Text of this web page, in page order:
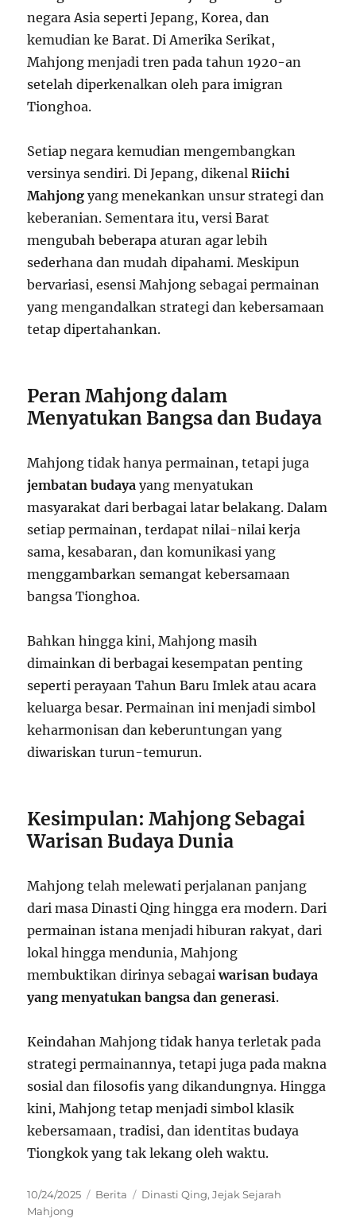
negara Asia seperti Jepang, Korea, dan
kemudian ke Barat. Di Amerika Serikat,
Mahjong menjadi tren pada tahun 1920-an
setelah diperkenalkan oleh para imigran
Tionghoa.
Setiap negara kemudian mengembangkan
versinya sendiri. Di Jepang, dikenalRiichi
Mahjong yang menekankan unsur strategi dan
keberanian. Sementara itu, versi Barat
mengubah beberapa aturan agar lebih
sederhana dan mudah dipahami. Meskipun
bervariasi, esensi Mahjong sebagai permainan
yang mengandalkan strategi dan kebersamaan
tetap dipertahankan.
Peran Mahjong dalam
Menyatukan Bangsa dan Budaya
Mahjong tidak hanya permainan, tetapi juga
jembatan budaya yang menyatukan
masyarakat dari berbagai latar belakang. Dalam
setiap permainan, terdapat nilai-nilai kerja
sama, kesabaran, dan komunikasi yang
menggambarkan semangat kebersamaan
bangsa Tionghoa.
Bahkan hingga kini, Mahjong masih
dimainkan di berbagai kesempatan penting
seperti perayaan Tahun Baru Imlek atau acara
keluarga besar. Permainan ini menjadi simbol
keharmonisan dan keberuntungan yang
diwariskan turun-temurun.
Kesimpulan: Mahjong Sebagai
Warisan Budaya Dunia
Mahjong telah melewati perjalanan panjang
dari masa Dinasti Qing hingga era modern. Dari
permainan istana menjadi hiburan rakyat, dari
lokal hingga mendunia, Mahjong
membuktikan dirinya sebagaiwarisan budaya
yang menyatukan bangsa dan generasi.
Keindahan Mahjong tidak hanya terletak pada
strategi permainannya, tetapi juga pada makna
sosial dan filosofis yang dikandungnya. Hingga
kini, Mahjong tetap menjadi simbol klasik
kebersamaan, tradisi, dan identitas budaya
Tiongkok yang tak lekang oleh waktu.
Posted
on
10/24/2025 Categories
Berita Tags
Dinasti Qing,Jejak Sejarah
Mahjong